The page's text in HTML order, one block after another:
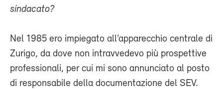
sindacato?
Nel 1985 ero impiegato all’apparecchio centrale di
Zurigo, da dove non intravvedevo più prospettive
professionali, per cui mi sono annunciato al posto
di responsabile della documentazione del SEV.